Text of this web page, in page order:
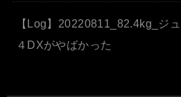
【Log】20220811_82.4kg_ジ
４DXがやばかった